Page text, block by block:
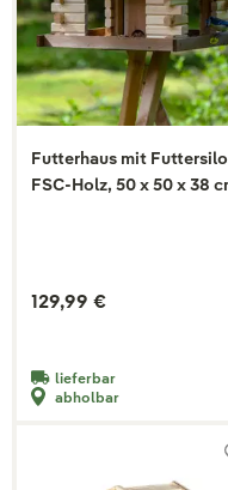
Futterhaus mit
FSC-Holz, 50 x 50 x 38
129,99 €
lieferbar
abholbar